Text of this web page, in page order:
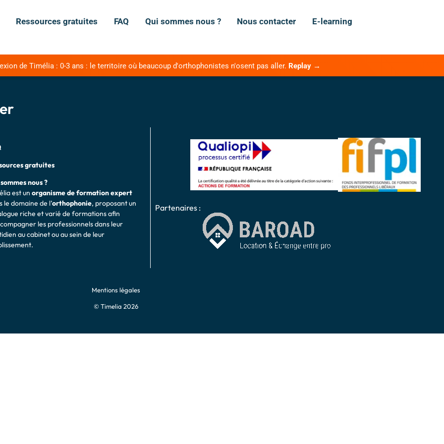
Ressources gratuites FAQ Qui sommes nous ? Nous contacter E-learning
de Timélia : 0-3 ans : le territoire où beaucoup d'orthophonistes n'osent pas aller. Replay →
gratuites
nous ?
est unorganisme de formation expert
le domaine de l’orthophonie, proposant un
riche et varié de formations afin
les professionnels dans leur
au cabinet ou au sein de leur
Partenaires :
Mentions légales
© Timelia 2026